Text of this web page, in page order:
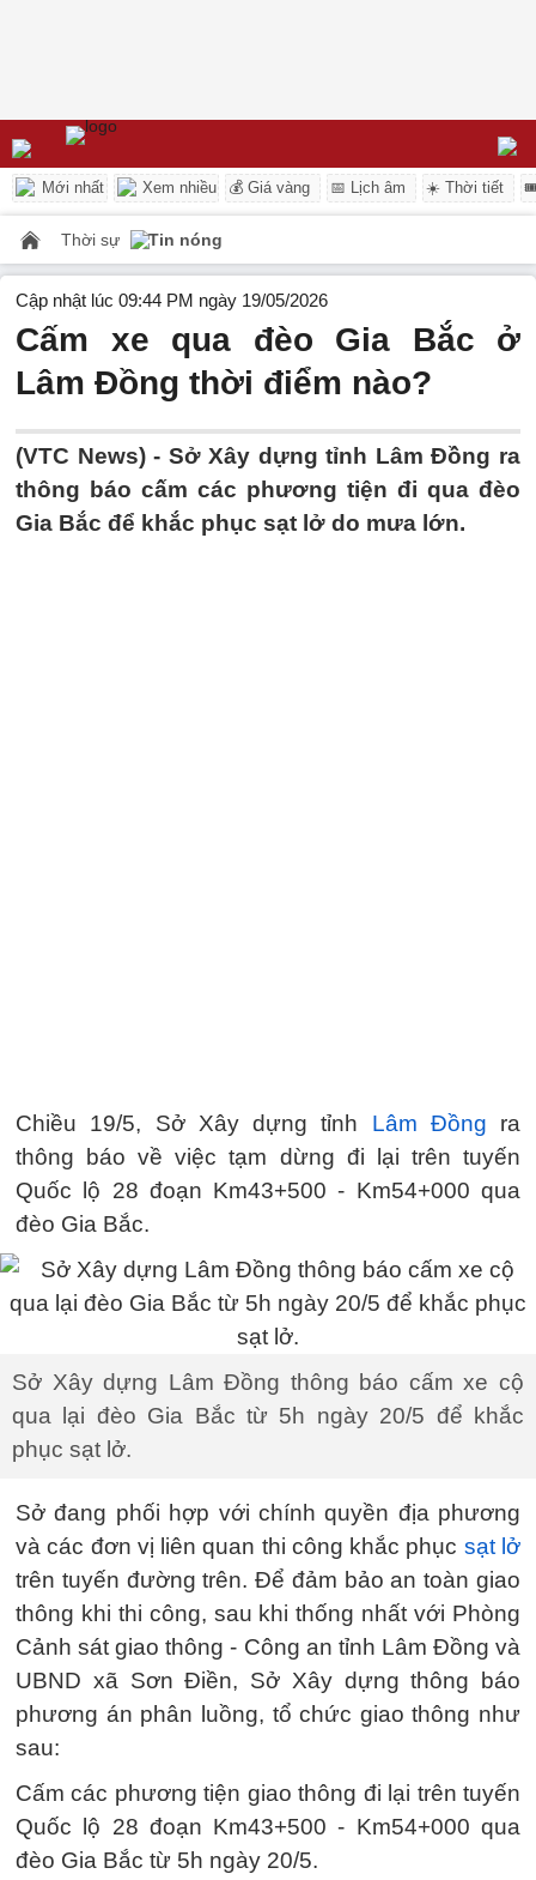
Mới nhất Xem nhiều 💰 Giá vàng 📅 Lịch âm ☀️ Thời tiết
Thời sự Tin nóng
Cập nhật lúc 09:44 PM ngày 19/05/2026
Cấm xe qua đèo Gia Bắc ở
Lâm Đồng thời điểm nào?
(VTC News) - Sở Xây dựng tỉnh Lâm Đồng ra
thông báo cấm các phương tiện đi qua đèo
Gia Bắc để khắc phục sạt lở do mưa lớn.
Chiều 19/5, Sở Xây dựng tỉnh Lâm Đồng ra
thông báo về việc tạm dừng đi lại trên tuyến
Quốc lộ 28 đoạn Km43+500 - Km54+000 qua
đèo Gia Bắc.
Sở Xây dựng Lâm Đồng thông báo cấm xe cộ
qua lại đèo Gia Bắc từ 5h ngày 20/5 để khắc
phục sạt lở.
Sở đang phối hợp với chính quyền địa phương
và các đơn vị liên quan thi công khắc phục sạt lở
trên tuyến đường trên. Để đảm bảo an toàn giao
thông khi thi công, sau khi thống nhất với Phòng
Cảnh sát giao thông - Công an tỉnh Lâm Đồng và
UBND xã Sơn Điền, Sở Xây dựng thông báo
phương án phân luồng, tổ chức giao thông như
sau:
Cấm các phương tiện giao thông đi lại trên tuyến
Quốc lộ 28 đoạn Km43+500 - Km54+000 qua
đèo Gia Bắc từ 5h ngày 20/5.